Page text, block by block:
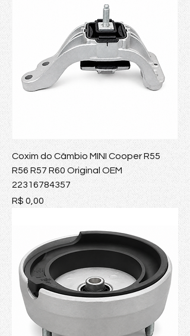
Coxim do Câmbio MINI Cooper R55
R56 R57 R60 Original OEM
22316784357
Preço
R$ 0,00